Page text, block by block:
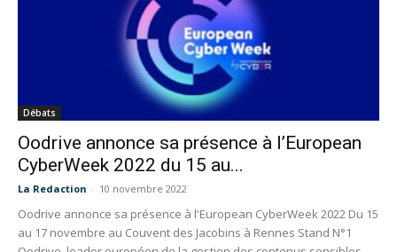
Débats
Oodrive annonce sa présence à l’European
CyberWeek 2022 du 15 au...
La Redaction - 10 novembre 2022
Oodrive annonce sa présence à l'European CyberWeek 2022 Du 15
au 17 novembre au Couvent des Jacobins à Rennes Stand N°1